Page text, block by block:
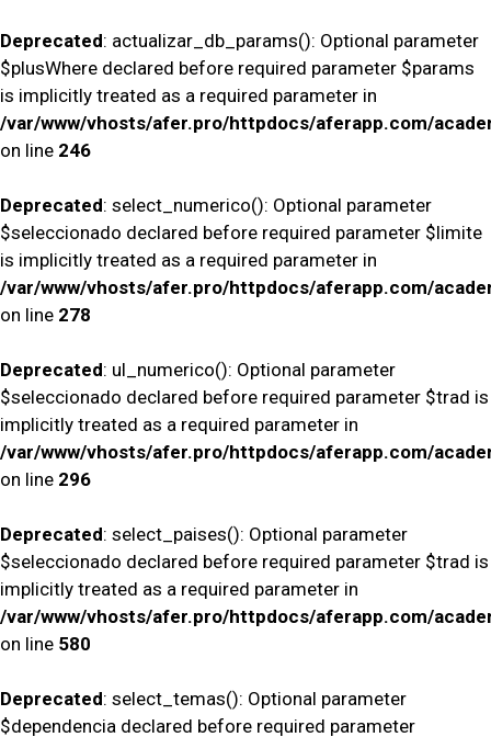
Deprecated: actualizar_db_params(): Optional parameter
$plusWhere declared before required parameter $params
is implicitly treated as a required parameter in
/var/www/vhosts/afer.pro/httpdocs/aferapp.com/
on line 246
Deprecated: select_numerico(): Optional parameter
$seleccionado declared before required parameter $limite
is implicitly treated as a required parameter in
/var/www/vhosts/afer.pro/httpdocs/aferapp.com/
on line 278
Deprecated: ul_numerico(): Optional parameter
$seleccionado declared before required parameter $trad is
implicitly treated as a required parameter in
/var/www/vhosts/afer.pro/httpdocs/aferapp.com/
on line 296
Deprecated: select_paises(): Optional parameter
$seleccionado declared before required parameter $trad is
implicitly treated as a required parameter in
/var/www/vhosts/afer.pro/httpdocs/aferapp.com/
on line 580
Deprecated: select_temas(): Optional parameter
$dependencia declared before required parameter